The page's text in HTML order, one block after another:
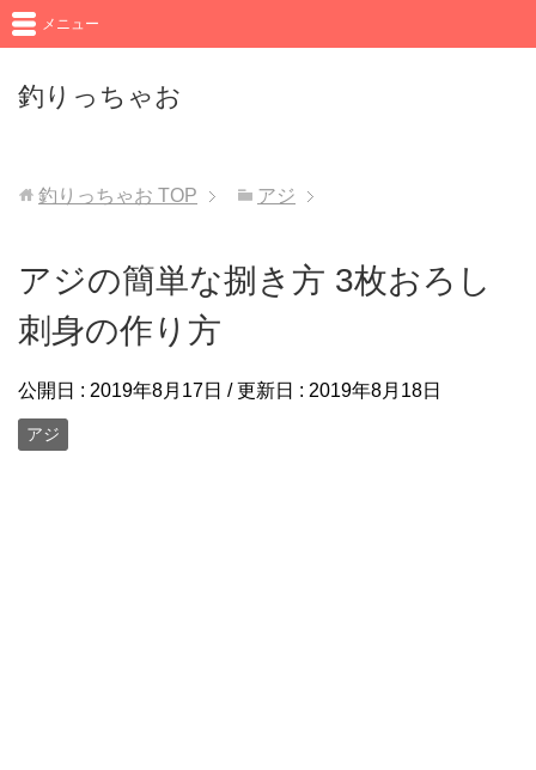
釣りっちゃお
メニュー
釣りっちゃお TOP アジ
アジの簡単な捌き方 3枚おろし
刺身の作り方
公開日 : 2019年8月17日 / 更新日 : 2019年8月18日
アジ